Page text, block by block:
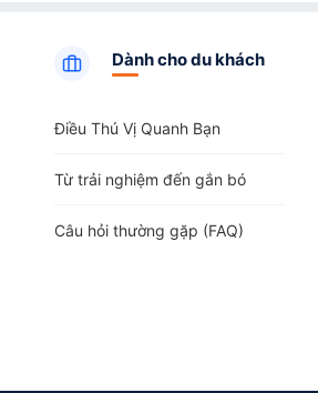
Dành cho du khách
Điều Thú Vị Quanh Bạn
Từ trải nghiệm đến gắn bó
Câu hỏi thường gặp (FAQ)